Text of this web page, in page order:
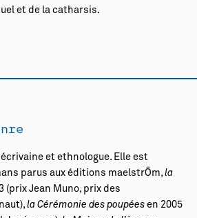
et de la catharsis.
et ethnologue. Elle est
parus aux éditions maelstrÖm, la
(prix Jean Muno, prix des
la Cérémonie des poupées en 2005